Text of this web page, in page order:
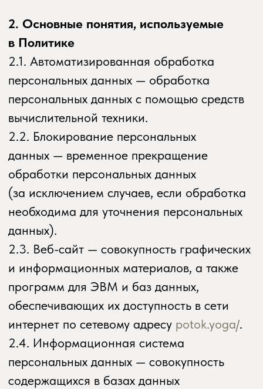
обеспечивающих их доступность в сети
potok.yoga/
2.4. Информационная система
персональных данных — совокупность
персональных данных и обеспечивающих
их обработку информационных технологий
и технических средств.
данных — действия, в результате которых
невозможно определить без
использования дополнительной
информации принадлежность
персональных данных конкретному
Пользователю или иному субъекту
персональных данных.
2.6. Обработка персональных данных —
любое действие (операция) или
совокупность действий (операций),
совершаемых с использованием средств
автоматизации или без использования
таких средств с персональными данными,
включая сбор, запись, систематизацию,
накопление, хранение, уточнение
(обновление, изменение), извлечение,
(распространение, предоставление,
доступ), обезличивание, блокирование,